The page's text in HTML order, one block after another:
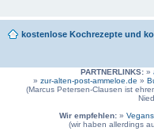
kostenlose Kochrezepte und
PARTNERLINKS:»
» zur-alten-post-ammeloe.de »
(Marcus Petersen-Clausen ist
Wir empfehlen: »
(wir haben allerdings